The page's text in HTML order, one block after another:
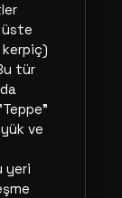
üste
kerpiç)
tür
ve
yeri